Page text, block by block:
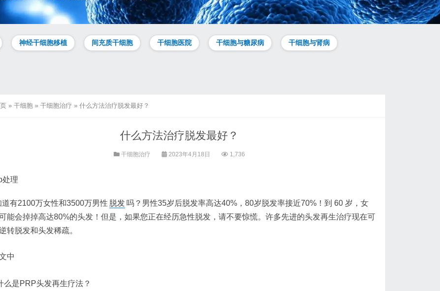
神经干细胞移植 间充质干细胞 干细胞医院 干细胞与糖尿病 干细胞与肾病
» 干细胞 » 干细胞治疗 » 什么方法治疗脱发最好？
什么方法治疗脱发最好？
干细胞治疗 2023年4月18日 1,736
道有2100万女性和3500万男性 脱发 吗？男性35岁后脱发率高达40%，80岁脱发率接近70%！到 60 岁，女
能会掉掉高达80%的头发！但是，如果您正在经历急性脱发，请不要惊慌。许多先进的头发再生治疗现在可
转脱发和头发稀疏。
中
么是PRP头发再生疗法？